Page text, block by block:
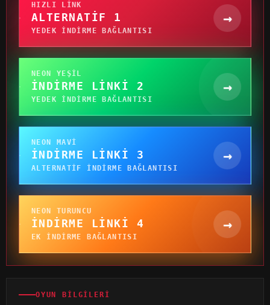
HIZLI LINK
ALTERNATIF 1
YEDEK INDIRME BAĞLANTISI
→
NEON YEŞIL
İNDIRME LINKI 2
YEDEK INDIRME BAĞLANTISI
→
NEON MAVI
İNDIRME LINKI 3
ALTERNATIF INDIRME BAĞLANTISI
→
NEON TURUNCU
İNDIRME LINKI 4
EK INDIRME BAĞLANTISI
→
OYUN BILGILERI